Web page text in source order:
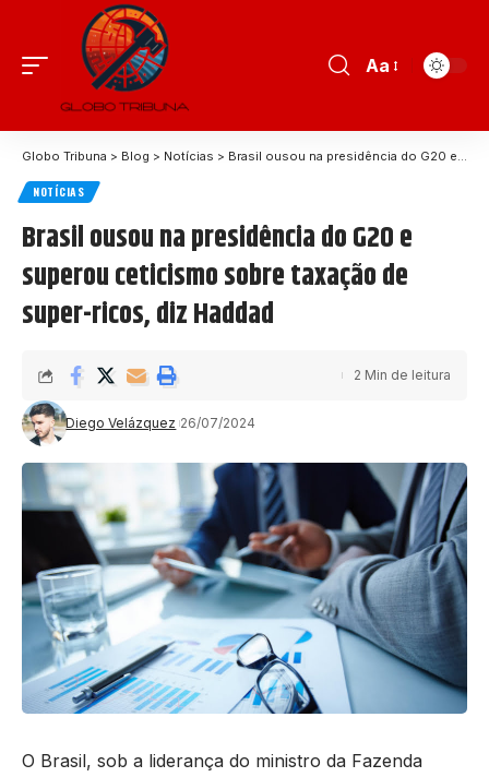
Aa
Globo Tribuna > Blog > Notícias > Brasil ousou na presidência do G20 e superou ceticismo sobre taxação de super-ricos, diz Haddad
NOTÍCIAS
Brasil ousou na presidência do G20 e
superou ceticismo sobre taxação de
super-ricos, diz Haddad
Diego Velázquez 26/07/2024
2 Min de leitura
O Brasil, sob a liderança do ministro da Fazenda